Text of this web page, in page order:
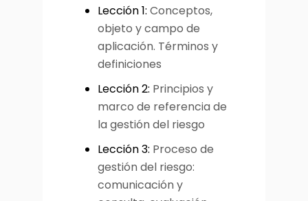
Lección 1: Conceptos,
objeto y campo de
aplicación. Términos y
definiciones
Lección 2: Principios y
marco de referencia de
la gestión del riesgo
Lección 3: Proceso de
gestión del riesgo:
comunicación y